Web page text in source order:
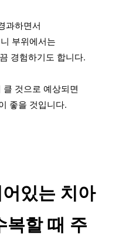
과하면서
부위에서는
경험하기도 합니다.
것으로 예상되면
좋을 것입니다.
있는 치아
복할 때 주